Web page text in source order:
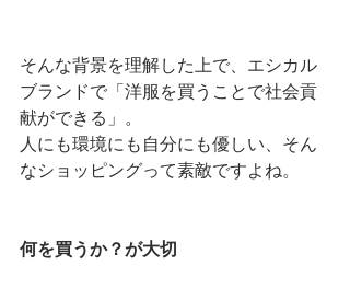
そんな背景を理解した上で、エシカル
ブランドで「洋服を買うことで社会貢
献ができる」。
人にも環境にも自分にも優しい、そん
なショッピングって素敵ですよね。
何を買うか？が大切